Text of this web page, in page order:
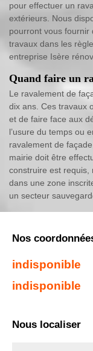
pour effectuer un
extérieurs. Nous
pourront vous fournir
travaux dans les
entreprise Isère
Quand faire un
Le ravalement de
dix ans. Ces travaux
et de faire face aux
l’usure du temps ou
ravalement de
mairie doit être
construire est requis,
dans une zone
un secteur
Nos
indisponible
indisponible
Nous localiser